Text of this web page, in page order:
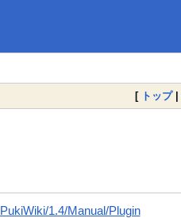
[ トップ|
PukiWiki/1.4/Manual/Plugin